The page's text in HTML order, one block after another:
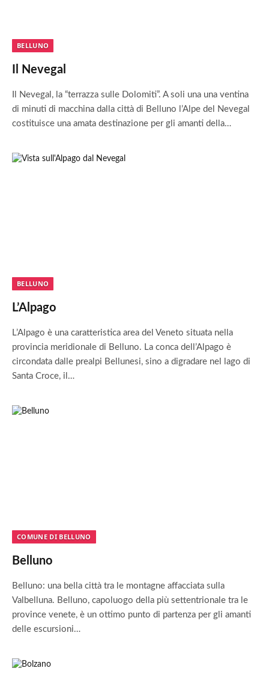
BELLUNO
Il Nevegal
Il Nevegal, la “terrazza sulle Dolomiti”. A soli una una ventina
di minuti di macchina dalla città di Belluno l’Alpe del Nevegal
costituisce una amata destinazione per gli amanti della…
BELLUNO
L’Alpago
L’Alpago è una caratteristica area del Veneto situata nella
provincia meridionale di Belluno. La conca dell’Alpago è
circondata dalle prealpi Bellunesi, sino a digradare nel lago di
Santa Croce, il…
COMUNE DI BELLUNO
Belluno
Belluno: una bella città tra le montagne affacciata sulla
Valbelluna. Belluno, capoluogo della più settentrionale tra le
province venete, è un ottimo punto di partenza per gli amanti
delle escursioni…